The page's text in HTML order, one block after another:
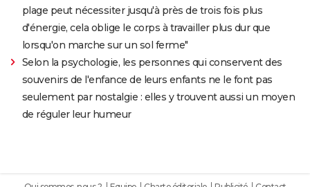
plage peut nécessiter jusqu'à près de trois fois plus
d'énergie, cela oblige le corps à travailler plus dur que
lorsqu'on marche sur un sol ferme"
Selon la psychologie, les personnes qui conservent des
souvenirs de l'enfance de leurs enfants ne le font pas
seulement par nostalgie : elles y trouvent aussi un moyen
de réguler leur humeur